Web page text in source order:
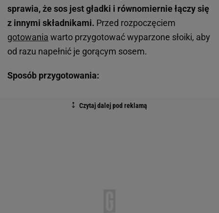
sprawia, że sos jest gładki i równomiernie łączy się
z innymi składnikami. Przed rozpoczęciem
gotowania warto przygotować wyparzone słoiki, aby
od razu napełnić je gorącym sosem.
Sposób przygotowania: